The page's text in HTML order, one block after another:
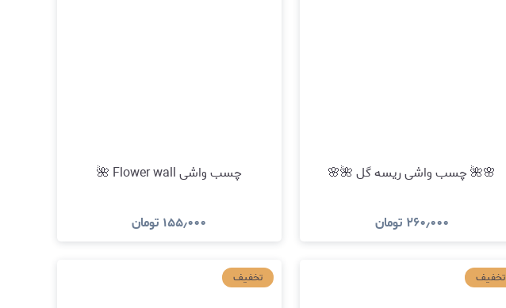
🌸🌺 چسب واشی ریسه گل 🌺🌸
۲۶۰٫۰۰۰ تومان
چسب واشی Flower wall 🌺
۱۵۵٫۰۰۰ تومان
تخفیف تخفیف